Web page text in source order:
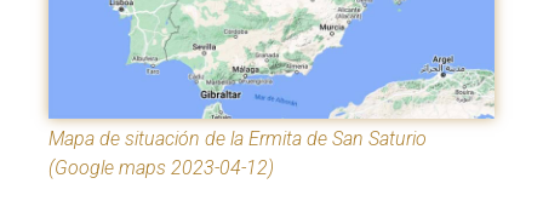
Mapa de situación de la Ermita de San Saturio
(Google maps 2023-04-12)